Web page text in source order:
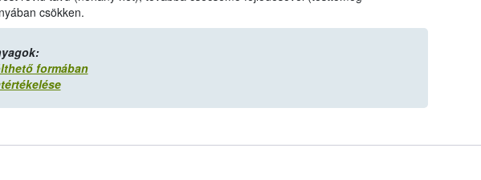
csökken.
formában